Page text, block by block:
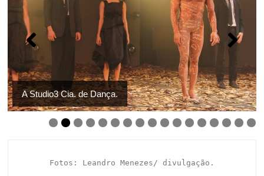
A Studio3 Cia. de Dança.
Fotos: Leandro Menezes/ divulgação.